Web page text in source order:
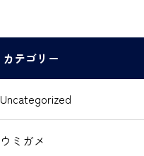
カテゴリー
Uncategorized
ウミガメ